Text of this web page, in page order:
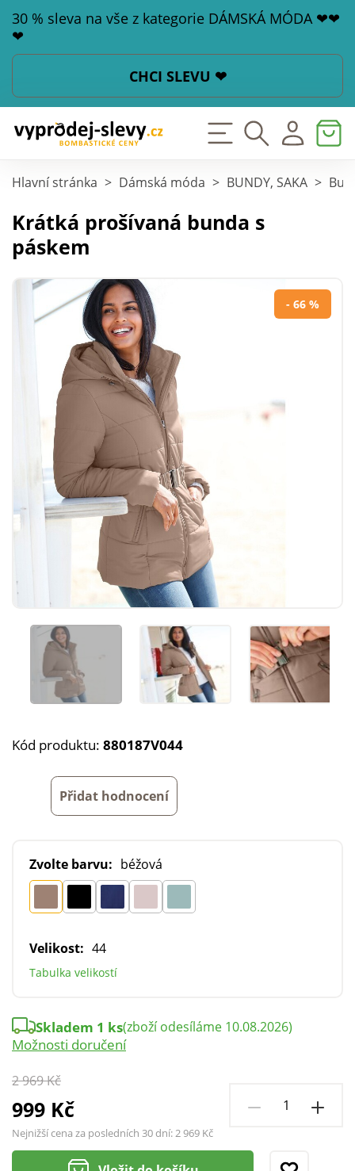
30 % sleva na vše z kategorie DÁMSKÁ MÓDA ❤❤
❤
CHCI SLEVU ❤
Hlavní stránka > Dámská móda > BUNDY, SAKA >
Krátká prošívaná bunda s
páskem
- 66 %
Kód produktu: 880187V044
Přidat hodnocení
Zvolte barvu: béžová
Velikost: 44
Tabulka velikostí
2 969 Kč
999 Kč
Nejnižší cena za posledních 30 dní:2 969 Kč
Skladem 1 ks(zboží odesíláme 10.08.2026)
Možnosti doručení